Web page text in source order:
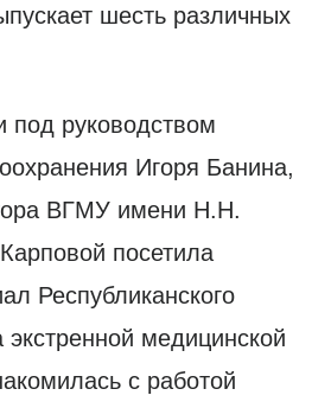
шесть различных
под руководством
Игоря Банина,
ВГМУ имени Н.Н.
посетила
Республиканского
экстренной медицинской
с работой